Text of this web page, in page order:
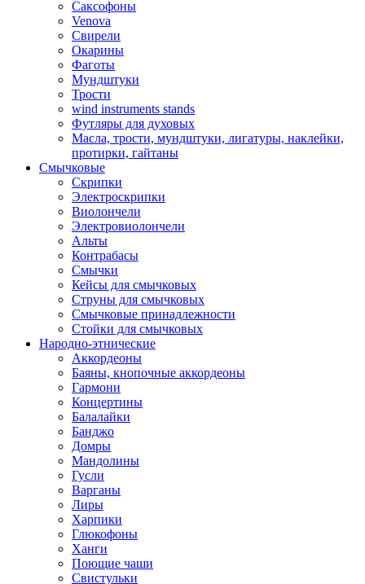
Саксофоны
Venova
Свирели
Окарины
Фаготы
Мундштуки
Трости
wind instruments stands
Футляры для духовых
Масла, трости, мундштуки, лигатуры, наклейки,
протирки, гайтаны
Смычковые
Скрипки
Электроскрипки
Виолончели
Электровиолончели
Альты
Контрабасы
Смычки
Кейсы для смычковых
Струны для смычковых
Смычковые принадлежности
Стойки для смычковых
Народно-этнические
Аккордеоны
Баяны, кнопочные аккордеоны
Гармони
Концертины
Балалайки
Банджо
Домры
Мандолины
Гусли
Варганы
Лиры
Харпики
Глюкофоны
Ханги
Поющие чаши
Свистульки